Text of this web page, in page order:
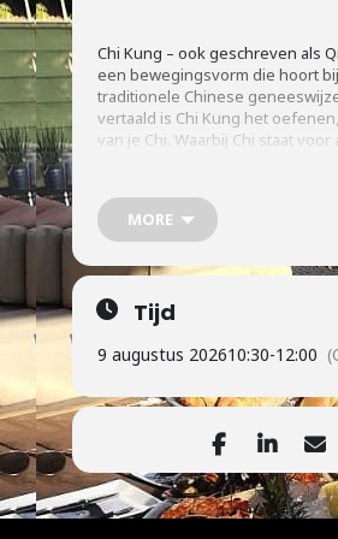
Chi Kung – ook geschreven als
een bewegingsvorm die hoort
traditionele Chinese
vertaald is Chi Kung het
van je Chi. Waarbij Chi staat voor
Op reservering vooraf. Kosten:
Reserveren per mail:
brasserie@beleefstaverden.nl
hooizolder
MORE
Tijd
9 augustus 202610:30-12:00